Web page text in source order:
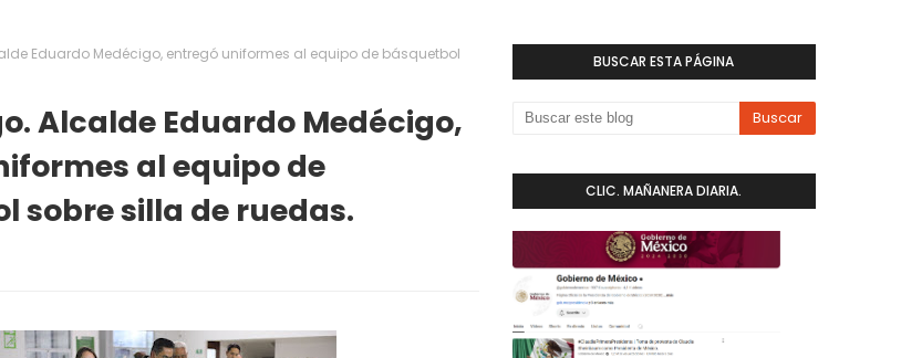
Eduardo Medécigo, entregó uniformes al equipo de básquetbol
Alcalde Eduardo Medécigo,
al equipo de
sobre silla de ruedas.
BUSCAR ESTA PÁGINA
CLIC. MAÑANERA DIARIA.